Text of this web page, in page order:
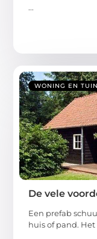
...
WONING EN TUIN
De vele
Een prefab
huis of pand.